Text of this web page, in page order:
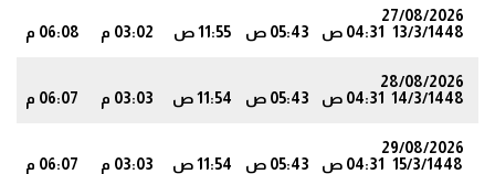
27/08/2026
13/3/1448
04:31 ص 05:43 ص 11:55 ص 03:02 م 06:08 م
28/08/2026
14/3/1448 04:31 ص 05:43 ص 11:54 ص 03:03 م 06:07 م
29/08/2026
15/3/1448
04:31 ص 05:43 ص 11:54 ص 03:03 م 06:07 م